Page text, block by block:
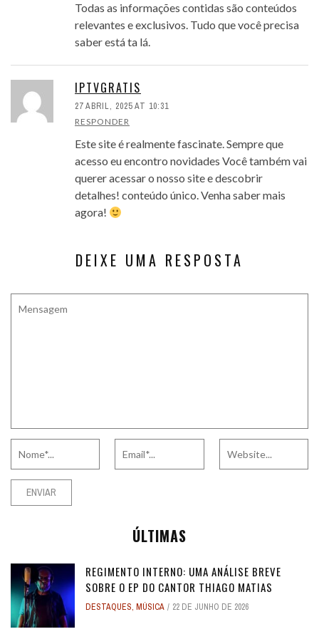
Todas as informações contidas são conteúdos
relevantes e exclusivos. Tudo que você precisa
saber está ta lá.
IPTVGRATIS
27 ABRIL, 2025 AT 10:31
RESPONDER
Este site é realmente fascinate. Sempre que
acesso eu encontro novidades Você também vai
querer acessar o nosso site e descobrir
detalhes! conteúdo único. Venha saber mais
agora!
DEIXE UMA RESPOSTA
ÚLTIMAS
REGIMENTO INTERNO: UMA ANÁLISE BREVE
SOBRE O EP DO CANTOR THIAGO MATIAS
DESTAQUES, MÚSICA 22 DE JUNHO DE 2026